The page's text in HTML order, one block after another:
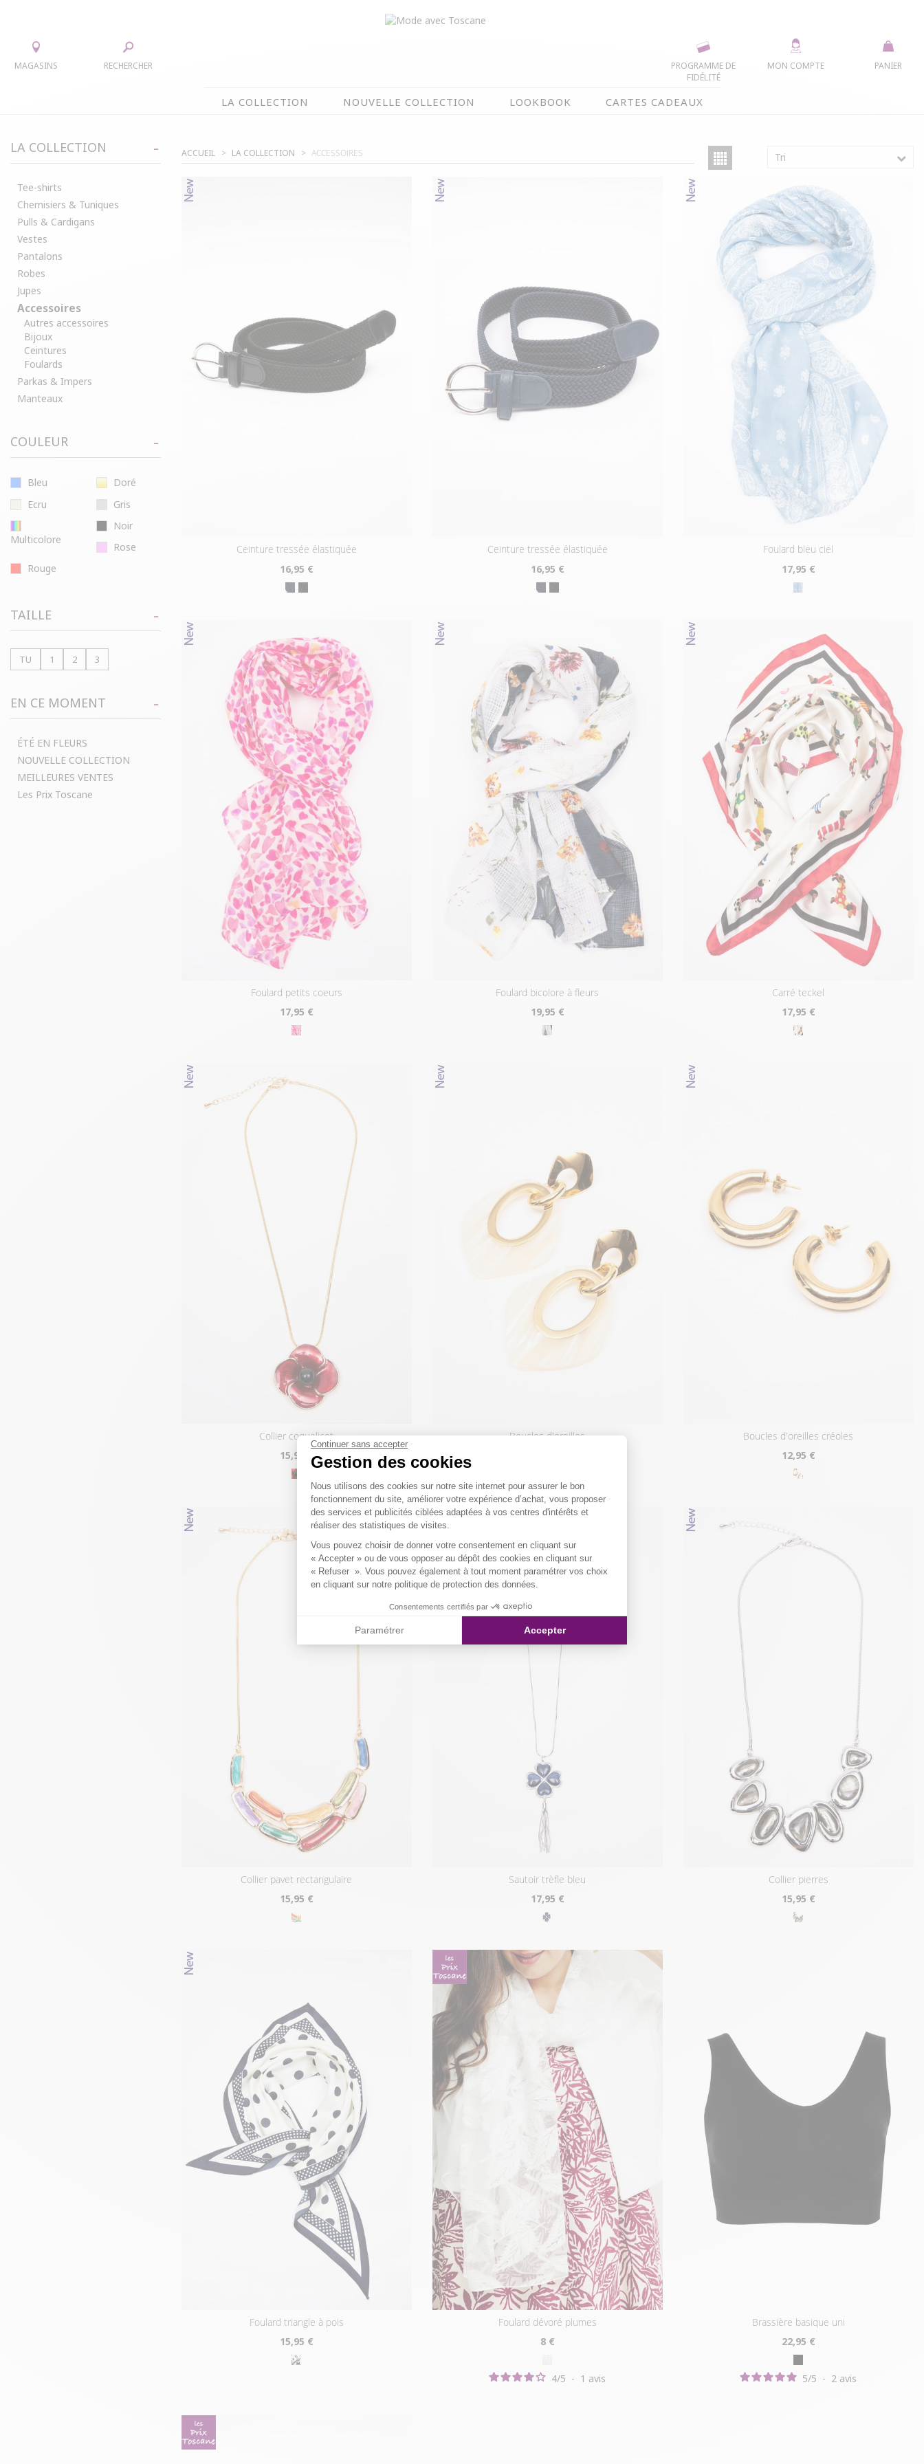
Continuer sans accepter
Gestion des cookies
Plateforme de Gestion du Consentement : Personnalisez vos Options
Nous utilisons des cookies sur notre site internet pour assurer le bon
fonctionnement du site, améliorer votre expérience d’achat, vous proposer
des services et publicités ciblées adaptées à vos centres d'intérêts et
réaliser des statistiques de visites.
Vous pouvez choisir de donner votre consentement en cliquant sur
« Accepter » ou de vous opposer au dépôt des cookies en cliquant sur
« Refuser ». Vous pouvez également à tout moment paramétrer vos choix
en cliquant sur notre politique de protection des données.
Consentements certifiés par
Paramétrer Accepter
PANIER
MON COMPTE
PROGRAMME DE
FIDÉLITÉ
MAGASINS RECHERCHER
LA COLLECTION NOUVELLE COLLECTION LOOKBOOK CARTES CADEAUX
TEE-SHIRTS
CHEMISIERS & TUNIQUES
PULLS & CARDIGANS
VESTES
JUPES
ÉTÉ EN FLEURS
LA COLLECTION
Tee-shirts
Chemisiers & Tuniques
Pulls & Cardigans
Vestes
Pantalons
Robes
Jupes
Accessoires
Autres accessoires
Bijoux
Ceintures
Foulards
Parkas & Impers
Manteaux
COULEUR
Bleu
Doré
Ecru
Gris
Multicolore
Noir
Rose
Rouge
TAILLE
TU 1 2 3
EN CE MOMENT
ÉTÉ EN FLEURS
NOUVELLE COLLECTION
MEILLEURES VENTES
Les Prix Toscane
ACCUEIL LA COLLECTION ACCESSOIRES Tri
ceinture tressée élastiquée
16,95 €
ceinture tressée élastiquée
16,95 €
foulard bleu ciel
17,95 €
foulard petits coeurs
17,95 €
foulard bicolore à fleurs
19,95 €
carré teckel
17,95 €
collier coquelicot
15,95 €
boucles d'oreilles
boucles d'oreilles créoles
12,95 €
collier pavet rectangulaire
15,95 €
sautoir trèfle bleu
17,95 €
collier pierres
15,95 €
foulard triangle à pois
15,95 €
foulard dévoré plumes
8€
4/5 - 1 avis
brassière basique uni
22,95 €
5/5 - 2 avis